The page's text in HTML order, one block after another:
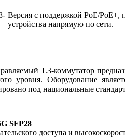
Версия с поддержкой PoE/PoE+,
устройства напрямую по сети.
L3-коммутатор
уровня. Оборудование
под национальные
SFP28
доступа и